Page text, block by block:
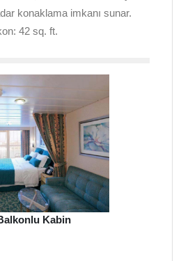
konaklama imkanı sunar.
42 sq. ft.
Kabin